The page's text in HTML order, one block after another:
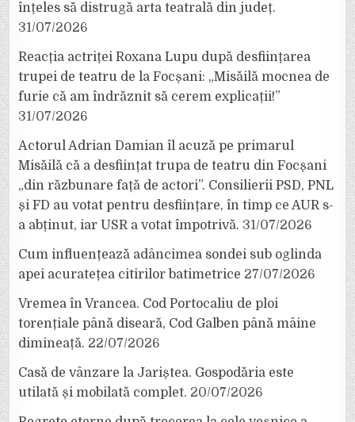
înțeles să distrugă arta teatrală din județ.
31/07/2026
Reacția actriței Roxana Lupu după desființarea
trupei de teatru de la Focșani: „Misăilă mocnea de
furie că am îndrăznit să cerem explicații!”
31/07/2026
Actorul Adrian Damian îl acuză pe primarul
Misăilă că a desființat trupa de teatru din Focșani
„din răzbunare față de actori”. Consilierii PSD, PNL
și FD au votat pentru desființare, în timp ce AUR s-
a abținut, iar USR a votat împotrivă. 31/07/2026
Cum influențează adâncimea sondei sub oglinda
apei acuratețea citirilor batimetrice 27/07/2026
Vremea în Vrancea. Cod Portocaliu de ploi
torențiale până diseară, Cod Galben până mâine
dimineață. 22/07/2026
Casă de vânzare la Jariștea. Gospodăria este
utilată și mobilată complet. 20/07/2026